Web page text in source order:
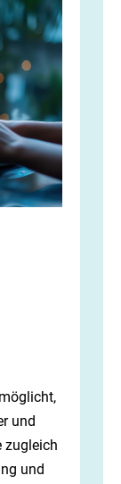
und
zugleich
und